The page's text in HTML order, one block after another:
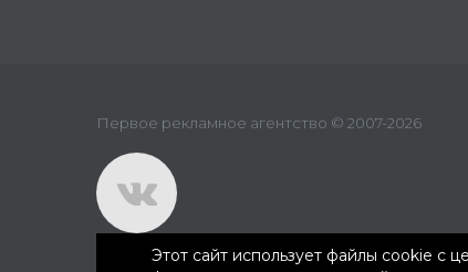
Первое рекламное агентство © 2007-2026
Этот сайт использует файлы cookie с